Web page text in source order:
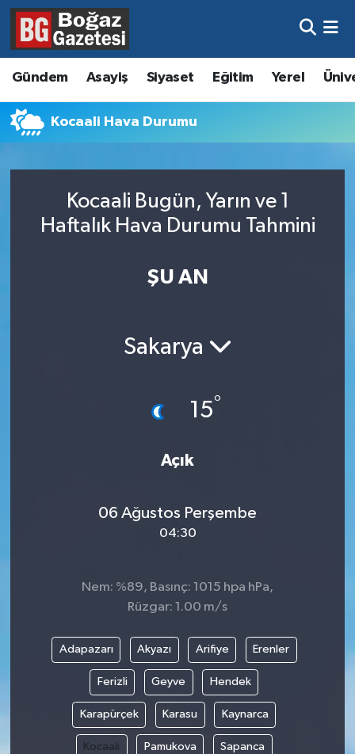
Gündem Asayiş Siyaset Eğitim Yerel
Kocaali Hava Durumu
Kocaali Bugün, Yarın ve 1
Haftalık Hava Durumu Tahmini
ŞU AN
Sakarya
15°
Açık
06 Ağustos Perşembe
04:30
Nem: %89, Basınç: 1015 hpa hPa,
Rüzgar: 1.00 m/s
Adapazarı Akyazı Arifiye Erenler
Ferizli Geyve Hendek
Karapürçek Karasu Kaynarca
Kocaali Pamukova Sapanca
Asayiş
Eğitim
Ekonomi
Kültür ve Sanat
Hava Durumu
Trafik Durumu
Süper Lig Puan Durumu ve Fikstür
Son Dakika Haberleri